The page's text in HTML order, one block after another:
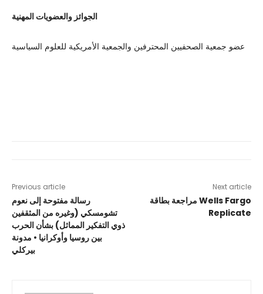
الجوائز والعضويات المهنية
عضو جمعية الصحفيين المحترفين والجمعية الأمريكية للعلوم السياسية
Previous article
رسالة مفتوحة إلى نعوم
تشومسكي (وغيره من المثقفين
ذوي التفكير المماثل) بشأن الحرب
بين روسيا وأوكرانيا • مدونة
بيركلي
Next article
مراجعة بطاقة Wells Fargo
Replicate